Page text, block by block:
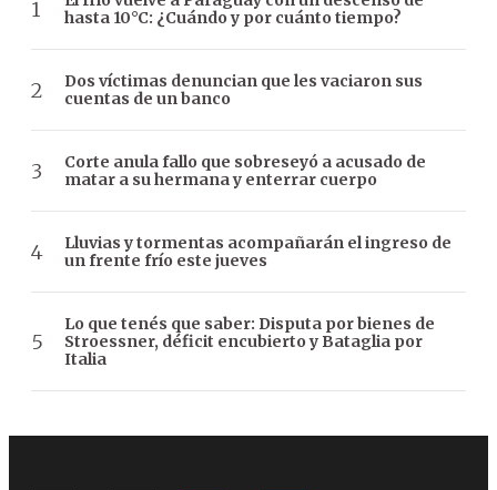
hasta 10°C: ¿Cuándo y por cuánto tiempo?
Dos víctimas denuncian que les vaciaron sus
cuentas de un banco
Corte anula fallo que sobreseyó a acusado de
matar a su hermana y enterrar cuerpo
Lluvias y tormentas acompañarán el ingreso de
un frente frío este jueves
Lo que tenés que saber: Disputa por bienes de
Stroessner, déficit encubierto y Bataglia por
Italia